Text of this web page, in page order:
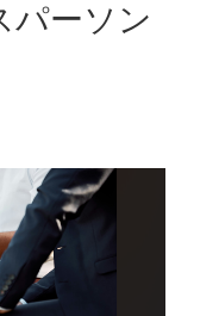
パーソン